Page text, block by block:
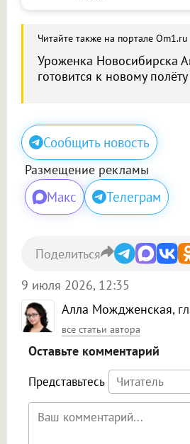
Читайте также на портале Om1.ru
Уроженка Новосибирска
готовится к новому
Сообщить новость
Размещение рекламы
Макс Телеграм
Алла Мождженская,
все статьи автора
9 июля 2026, 12:35
Поделиться
Оставьте комментарий
Представьтесь